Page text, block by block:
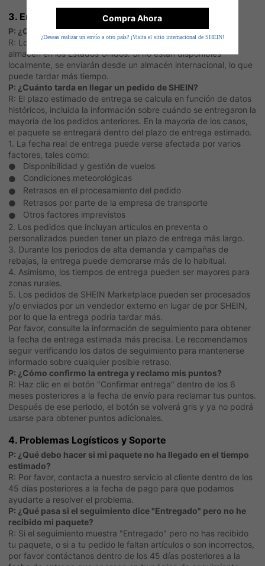
3. Entrega
P: ¿Qué significa la etiqueta "Local"?
R: Los artículos marcados como "Local" se envían desde un
almacén en los Estados Unidos. Si no están disponibles
localmente, se enviarán desde un almacén internacional, lo que
puede tardar más tiempo.
P: ¿Cuánto tarda en llegar un pedido de SHEIN?
R: El plazo estimado de entrega se calcula en función de datos
históricos, incluida la información sobre cuándo se entregaron la
mayoría de los pedidos anteriores. En la mayoría de los casos,
el paquete se entregará dentro del plazo de entrega estimado.
1. La fecha real de entrega puede verse afectada por varios
factores, tales como:
●
Disponibilidad y gestión de vuelos
●
Condiciones meteorológicas
●
Retrasos en el procesamiento del pedido
●
Retrasos por parte de la empresa de transporte
●
Otros factores imprevistos
2. Los pedidos que incluyan artículos en preventa o
personalizados pueden tener un plazo de entrega más largo.
3. Durante los periodos de alta demanda y campañas de
rebajas, la entrega puede demorarse más de lo habitual.
4. Asimismo, los tiempos de entrega pueden ser mayores para
zonas rurales.
5. Los pedidos de SHEIN Marketplace pueden ser procesados
y/o enviados por un vendedor externo en lugar de por SHEIN,
por lo que la entrega podría tardar más.
Por favor, consulte la información de seguimiento para obtener
la fecha de entrega estimada más precisa. Le recomendamos
seguir verificando los datos de seguimiento para mantenerse
informado sobre cualquier posible retraso.
P: ¿Cómo confirmo la entrega y reclamo mis puntos?
R: Haz clic en el botón "Confirmar entrega" dentro de los 6
meses posteriores a la fecha de envío para reclamar tus puntos.
Después de ese periodo, el botón se volverá gris y ya no podrá
usarse para obtener puntos adicionales.
4. Problemas Logísticos y Soporte
P: ¿Qué debo hacer si mi paquete no ha llegado en el tiempo
estimado?
R: Por favor, contacta a nuestro servicio al cliente dentro de los
45 días posteriores a la fecha de pago para que podamos
ayudarte a resolver el problema.
P: ¿Qué pasa si el seguimiento dice "Entregado" pero no he
recibido mi paquete?
R: Si el seguimiento muestra "Entregado" pero no has recibido
tu paquete, o si a tu pedido le faltan artículos o son incorrectos,
por favor contáctanos dentro de los 45 días posteriores a la
Compra Ahora
¿Deseas realizar un envío a otro país? ¡Visita el sitio internacional de SHEIN!